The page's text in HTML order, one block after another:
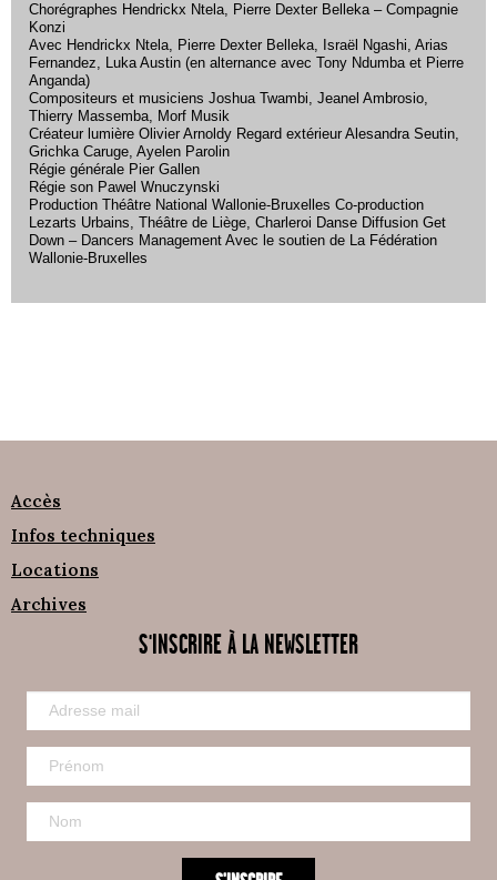
Chorégraphes Hendrickx Ntela, Pierre Dexter Belleka – Compagnie
Konzi
Avec Hendrickx Ntela, Pierre Dexter Belleka, Israël Ngashi, Arias
Fernandez, Luka Austin (en alternance avec Tony Ndumba et Pierre
Anganda)
Compositeurs et musiciens Joshua Twambi, Jeanel Ambrosio,
Thierry Massemba, Morf Musik
Créateur lumière Olivier Arnoldy Regard extérieur Alesandra Seutin,
Grichka Caruge, Ayelen Parolin
Régie générale Pier Gallen
Régie son Pawel Wnuczynski
Production Théâtre National Wallonie-Bruxelles Co-production
Lezarts Urbains, Théâtre de Liège, Charleroi Danse Diffusion Get
Down – Dancers Management Avec le soutien de La Fédération
Wallonie-Bruxelles
Accès
Infos techniques
Locations
Archives
S'INSCRIRE À LA NEWSLETTER